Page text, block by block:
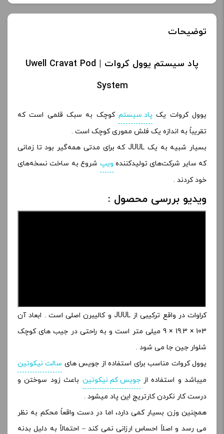
توضیحات
پاد سیستم یوول کروات | Uwell Cravat Pod
System
یوول کروات یک پاد سیستم کوچک به سبک قلمی است که
تقریباً به اندازه یک فلش مموری کوچک است .
بسیار شبیه به یک JUUL که برای مدتی همه‌گیر بود تا زمانی
که سایر شرکت‌های تولیدکننده ویپ شروع به ساخت نسخه‌های
خود کردند .
ویدیو بررسی محصول :
کراوات در واقع ترکیبی از JUUL و کالیبرن اصلی است . ابعاد آن
103 × 19.3 × 9 میلی متر است و به راحتی در جیب های کوچک
شلوار جین جا می شود .
یوول کروات مناسب برای استفاده از جویس های سالت نیکوتین
میباشد و استفاده ازجویس کم نیکوتین باعث زود سوختن و
درست کار نکردن کارتریج این پاد میشود .
همچنین وزن بسیار کمی دارد، اما در دست واقعاً محکم به نظر
می رسد و اصلاً احساس ارزانی نمی کند – احتمالاً به دلیل بدنه